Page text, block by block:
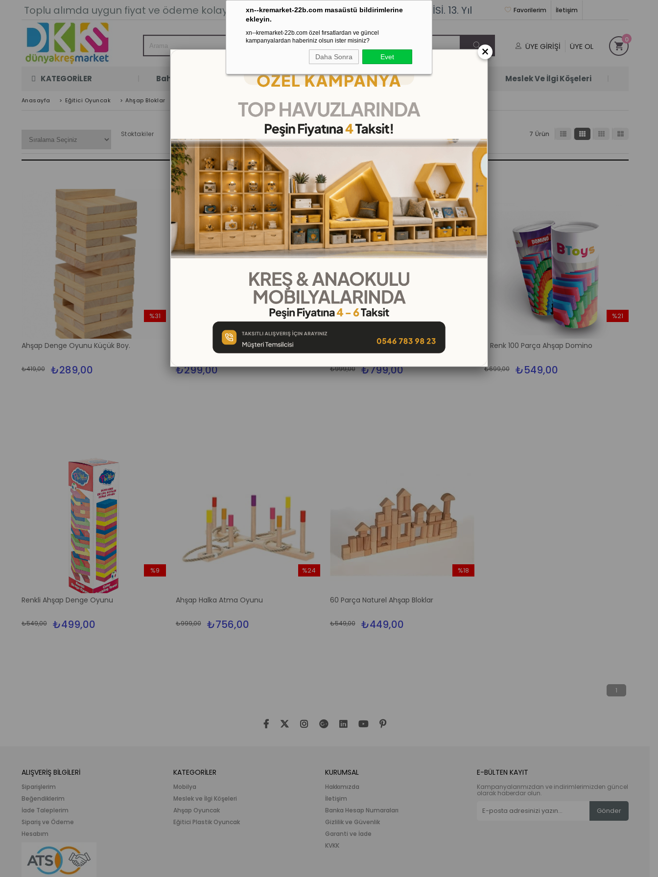
xn--kremarket-22b.com masaüstü bildirimlerine
ekleyin.
xn--kremarket-22b.com özel fırsatlardan ve güncel
kampanyalardan haberiniz olsun ister misiniz?
Daha Sonra Evet
Toplu alımda uygun fiyat ve ödeme kolaylığı. Stoktan Gönderim.% 100İADEGARANTİSİ. 13. Yıl İletişim
Favorilerim
ÜYE GIRIŞI ÜYE OL
0
KATEGORİLER Bahçe Oyun Odası Kaydırak Salıncak Tahterevalli Çok Satanlar Meslek Ve İlgi Köşeleri
Anasayfa > Eğitici Oyuncak > Ahşap Bloklar
Stoktakiler 7 Ürün
Ahşap Denge Oyunu Küçük Boy.
₺289,00
₺419,00
%31
Ahşap Yazı Tahtalı Loptop
₺299,00
Renkli Ahşap Denge (Balans) Oyunu
₺799,00
₺999,00
5 Renk 100 Parça Ahşap Domino
₺549,00
₺699,00
%21
Renkli Ahşap Denge Oyunu
₺499,00
₺549,00
%9
Ahşap Halka Atma Oyunu
₺756,00
₺999,00
%24
%24İndirim
60 Parça Naturel Ahşap Bloklar
₺449,00
₺549,00
%18
1
ALIŞVERİŞ BİLGİLERİ
Siparişlerim
Beğendiklerim
İade Taleplerim
Sipariş ve Ödeme
Hesabım
KATEGORİLER
Mobilya
Meslek ve İlgi Köşeleri
Ahşap Oyuncak
Eğitici Plastik Oyuncak
KURUMSAL
Hakkımızda
İletişim
Banka Hesap Numaraları
Gizlilik ve Güvenlik
Garanti ve İade
KVKK
E-BÜLTEN KAYIT
Kampanyalarımızdan ve indirimlerimizden güncel
olarak haberdar olun.
Gönder
×